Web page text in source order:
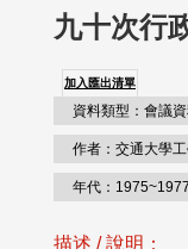
九十次行
加入匯出清單
資料類型：會議
作者：交通大學
年代：1975~1977
描述 / 說明：